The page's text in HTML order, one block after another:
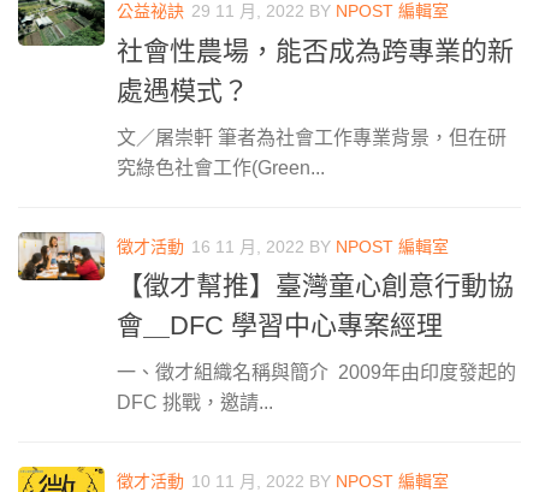
公益祕訣 29 11 月, 2022 BY NPOST 編輯室
社會性農場，能否成為跨專業的新
處遇模式？
文／屠崇軒 筆者為社會工作專業背景，但在研
究綠色社會工作(Green...
徵才活動 16 11 月, 2022 BY NPOST 編輯室
【徵才幫推】臺灣童心創意行動協
會＿DFC 學習中心專案經理
一、徵才組織名稱與簡介 2009年由印度發起的
DFC 挑戰，邀請...
徵才活動 10 11 月, 2022 BY NPOST 編輯室